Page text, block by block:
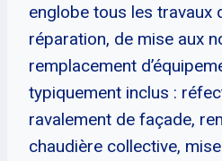
englobe tous les travaux
réparation, de mise aux
remplacement
typiquement inclus :
ravalement de façade,
chaudière collective,